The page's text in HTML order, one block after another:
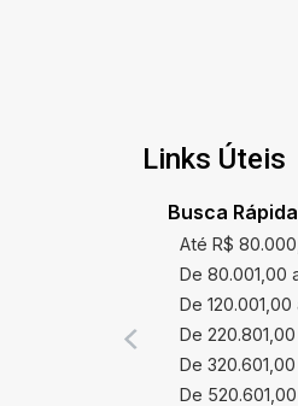
Links Úteis
Busca
Até R$
De 80.001,00
De
De
De
De